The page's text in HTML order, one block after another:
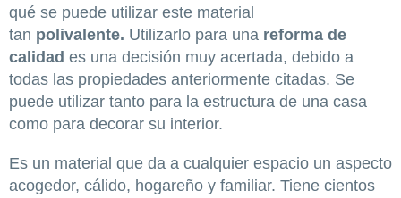
qué se puede utilizar este material
tan polivalente. Utilizarlo para una reforma de
calidad es una decisión muy acertada, debido a
todas las propiedades anteriormente citadas. Se
puede utilizar tanto para la estructura de una casa
como para decorar su interior.
Es un material que da a cualquier espacio un aspecto
acogedor, cálido, hogareño y familiar. Tiene cientos